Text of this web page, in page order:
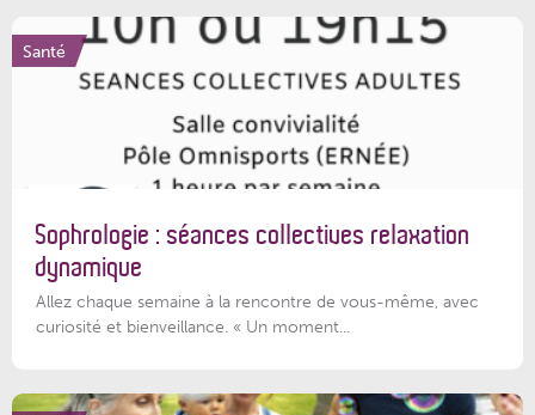
Santé
Sophrologie : séances collectives relaxation
dynamique
Allez chaque semaine à la rencontre de vous-même, avec
curiosité et bienveillance. « Un moment...